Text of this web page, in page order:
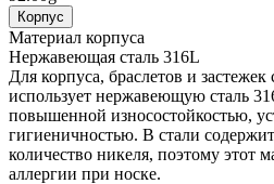
Корпус
Материал корпуса
Нержавеющая сталь 316L
Для корпуса, браслетов и
использует нержавеющую сталь
повышенной износостойкостью,
гигиеничностью. В стали
количество никеля, поэтому этот
аллергии при носке.